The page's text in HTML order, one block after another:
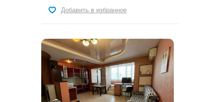
Добавить в избранное